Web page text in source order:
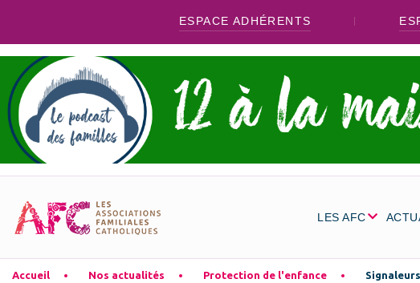
ESPACE ADHÉRENTS
LES AFC
Accueil Nos actualités Protection de l'enfance